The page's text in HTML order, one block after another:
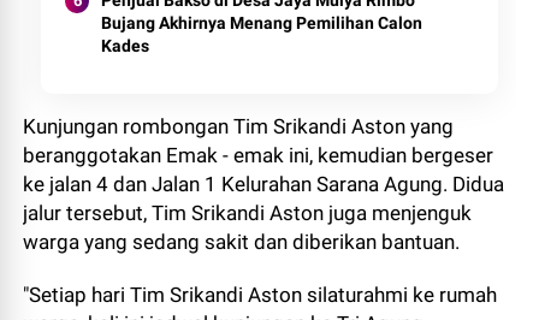
Bujang Akhirnya Menang Pemilihan Calon
Kades
Kunjungan rombongan Tim Srikandi Aston yang
beranggotakan Emak - emak ini, kemudian bergeser
ke jalan 4 dan Jalan 1 Kelurahan Sarana Agung. Didua
jalur tersebut, Tim Srikandi Aston juga menjenguk
warga yang sedang sakit dan diberikan bantuan.
"Setiap hari Tim Srikandi Aston silaturahmi ke rumah